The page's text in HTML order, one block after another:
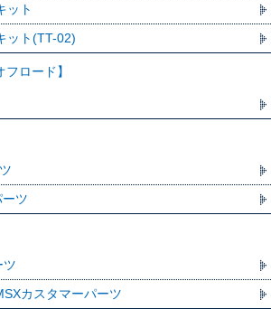
ット
ット(TT-02)
ロード】
ツ
ツ
カスタマーパーツ